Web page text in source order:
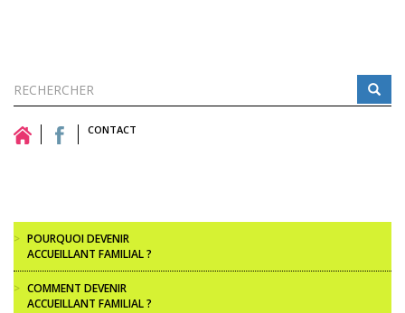
Formulaire
de
recherche
Rechercher CONTACT
> POURQUOI DEVENIR
ACCUEILLANT FAMILIAL ?
> COMMENT DEVENIR
ACCUEILLANT FAMILIAL ?